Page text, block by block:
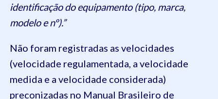
identificação do equipamento (tipo, marca,
modelo e nº).”
Não foram registradas as velocidades
(velocidade regulamentada, a velocidade
medida e a velocidade considerada)
preconizadas no Manual Brasileiro de